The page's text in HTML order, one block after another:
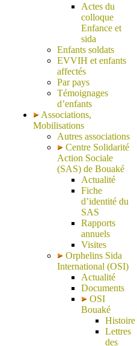
Actes du
colloque
Enfance et
sida
Enfants soldats
EVVIH et enfants
affectés
Par pays
Témoignages
d’enfants
Associations,
Mobilisations
Autres associations
Centre Solidarité
Action Sociale
(SAS) de Bouaké
Actualité
Fiche
d’identité du
SAS
Rapports
annuels
Visites
Orphelins Sida
International (OSI)
Actualité
Documents
OSI
Bouaké
Histoire
Lettres
des